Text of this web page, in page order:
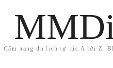
Cẩm nang du lịch tự túc A tới Z: